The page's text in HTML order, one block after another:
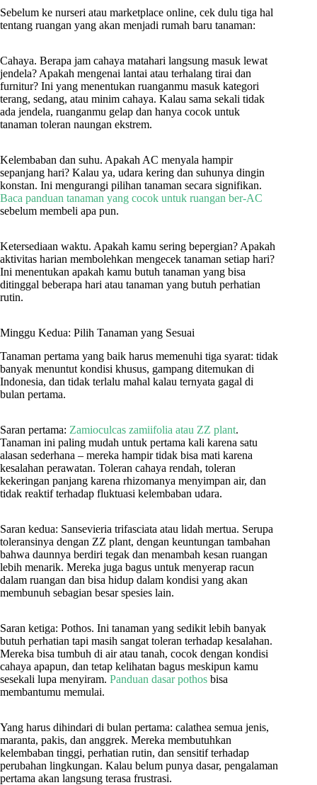
Sebelum ke nurseri atau marketplace online, cek dulu tiga hal
tentang ruangan yang akan menjadi rumah baru tanaman:
Cahaya. Berapa jam cahaya matahari langsung masuk lewat
jendela? Apakah mengenai lantai atau terhalang tirai dan
furnitur? Ini yang menentukan ruanganmu masuk kategori
terang, sedang, atau minim cahaya. Kalau sama sekali tidak
ada jendela, ruanganmu gelap dan hanya cocok untuk
tanaman toleran naungan ekstrem.
Kelembaban dan suhu. Apakah AC menyala hampir
sepanjang hari? Kalau ya, udara kering dan suhunya dingin
konstan. Ini mengurangi pilihan tanaman secara signifikan.
Baca panduan tanaman yang cocok untuk ruangan ber-AC
sebelum membeli apa pun.
Ketersediaan waktu. Apakah kamu sering bepergian? Apakah
aktivitas harian membolehkan mengecek tanaman setiap hari?
Ini menentukan apakah kamu butuh tanaman yang bisa
ditinggal beberapa hari atau tanaman yang butuh perhatian
rutin.
Minggu Kedua: Pilih Tanaman yang Sesuai
Tanaman pertama yang baik harus memenuhi tiga syarat: tidak
banyak menuntut kondisi khusus, gampang ditemukan di
Indonesia, dan tidak terlalu mahal kalau ternyata gagal di
bulan pertama.
Saran pertama: Zamioculcas zamiifolia atau ZZ plant.
Tanaman ini paling mudah untuk pertama kali karena satu
alasan sederhana – mereka hampir tidak bisa mati karena
kesalahan perawatan. Toleran cahaya rendah, toleran
kekeringan panjang karena rhizomanya menyimpan air, dan
tidak reaktif terhadap fluktuasi kelembaban udara.
Saran kedua: Sansevieria trifasciata atau lidah mertua. Serupa
toleransinya dengan ZZ plant, dengan keuntungan tambahan
bahwa daunnya berdiri tegak dan menambah kesan ruangan
lebih menarik. Mereka juga bagus untuk menyerap racun
dalam ruangan dan bisa hidup dalam kondisi yang akan
membunuh sebagian besar spesies lain.
Saran ketiga: Pothos. Ini tanaman yang sedikit lebih banyak
butuh perhatian tapi masih sangat toleran terhadap kesalahan.
Mereka bisa tumbuh di air atau tanah, cocok dengan kondisi
cahaya apapun, dan tetap kelihatan bagus meskipun kamu
sesekali lupa menyiram. Panduan dasar pothos bisa
membantumu memulai.
Yang harus dihindari di bulan pertama: calathea semua jenis,
maranta, pakis, dan anggrek. Mereka membutuhkan
kelembaban tinggi, perhatian rutin, dan sensitif terhadap
perubahan lingkungan. Kalau belum punya dasar, pengalaman
pertama akan langsung terasa frustrasi.